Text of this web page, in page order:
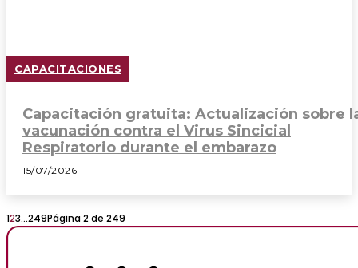
CAPACITACIONES
Capacitación gratuita: Actualización sobre
vacunación contra el Virus Sincicial
Respiratorio durante el embarazo
15/07/2026
123...249Página 2 de 249